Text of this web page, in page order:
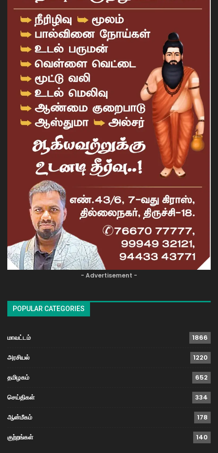
- Advertisement -
POPULAR CATEGORIES
மாவட்டம் 1866
அரசியல் 1220
தமிழகம் 652
செய்திகள் 334
ஆன்மீகம் 178
குற்றங்கள் 140